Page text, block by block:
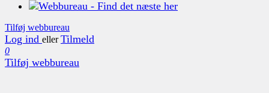
Tilføj webbureau
Log ind eller Tilmeld
0
Tilføj webbureau